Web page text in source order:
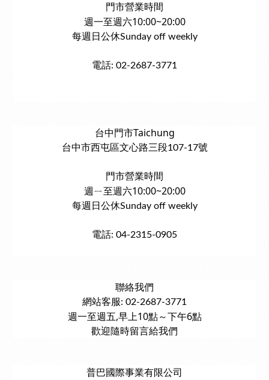
門市營業時間
週一至週六10:00~20:00
每週日公休Sunday off weekly
電話: 02-2687-3771
台中門市Taichung
台中市西屯區文心路三段107-17號
門市營業時間
週ㄧ至週六10:00~20:00
每週日公休Sunday off weekly
電話: 04-2315-0905
聯絡我們
網站客服: 02-2687-3771
週一至週五,早上10點～下午6點
歡迎隨時留言給我們
普巴國際事業有限公司